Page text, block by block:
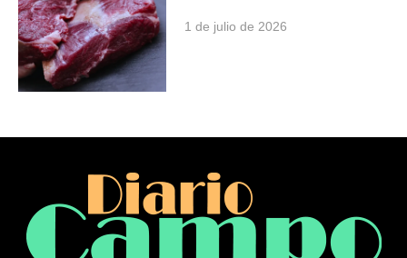
1 de julio de 2026